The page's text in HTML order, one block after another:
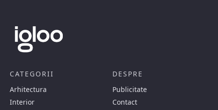
CATEGORII
Arhitectura
Interior
DESPRE
Publicitate
Contact